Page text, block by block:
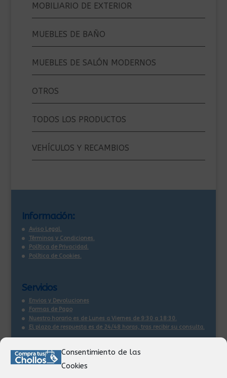
Consentimiento de las
Cookies
MOBILIARIO DE EXTERIOR
MUEBLES DE BAÑO
MUEBLES DE SALÓN MODERNOS
OTROS
TODOS LOS PRODUCTOS
VEHÍCULOS Y RECAMBIOS
Información:
Aviso Legal.
Términos y Condiciones.
Política de Privacidad.
Política de Cookies.
Servicios
Envios y Devoluciones
Formas de Pago
Nuestro horario es de Lunes a Viernes de 9:30 a 18:30.
El plazo de respuesta es de 24/48 horas, tras recibir su consulta.
Contacto: